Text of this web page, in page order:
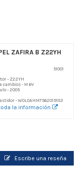
ZAFIRA B Z22YH
51001
- Z22YH
cambios - M 6V
- 2005
- W0L0AHM7562019153
la información
Escribe una reseña